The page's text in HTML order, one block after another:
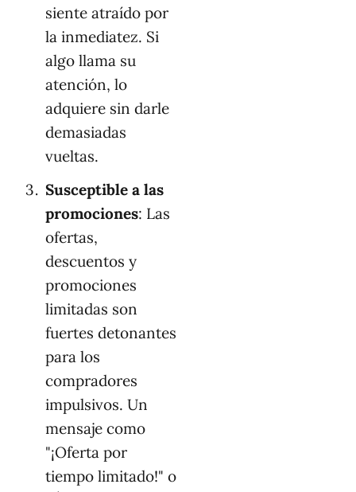
siente atraído por
la inmediatez. Si
algo llama su
atención, lo
adquiere sin darle
demasiadas
vueltas.
Susceptible a las
promociones: Las
ofertas,
descuentos y
promociones
limitadas son
fuertes detonantes
para los
compradores
impulsivos. Un
mensaje como
"¡Oferta por
tiempo limitado!" o